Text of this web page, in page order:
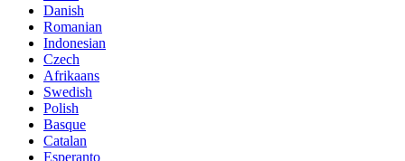
Danish
Romanian
Indonesian
Czech
Afrikaans
Swedish
Polish
Basque
Catalan
Esperanto